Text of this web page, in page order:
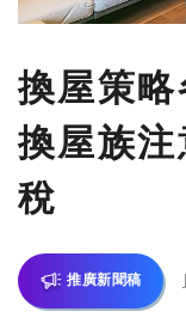
換屋策
換屋族
稅
推廣新聞稿